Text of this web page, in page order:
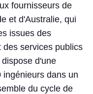
fournisseurs de
et d'Australie, qui
issues des
services publics
d'une
dans un
du cycle de